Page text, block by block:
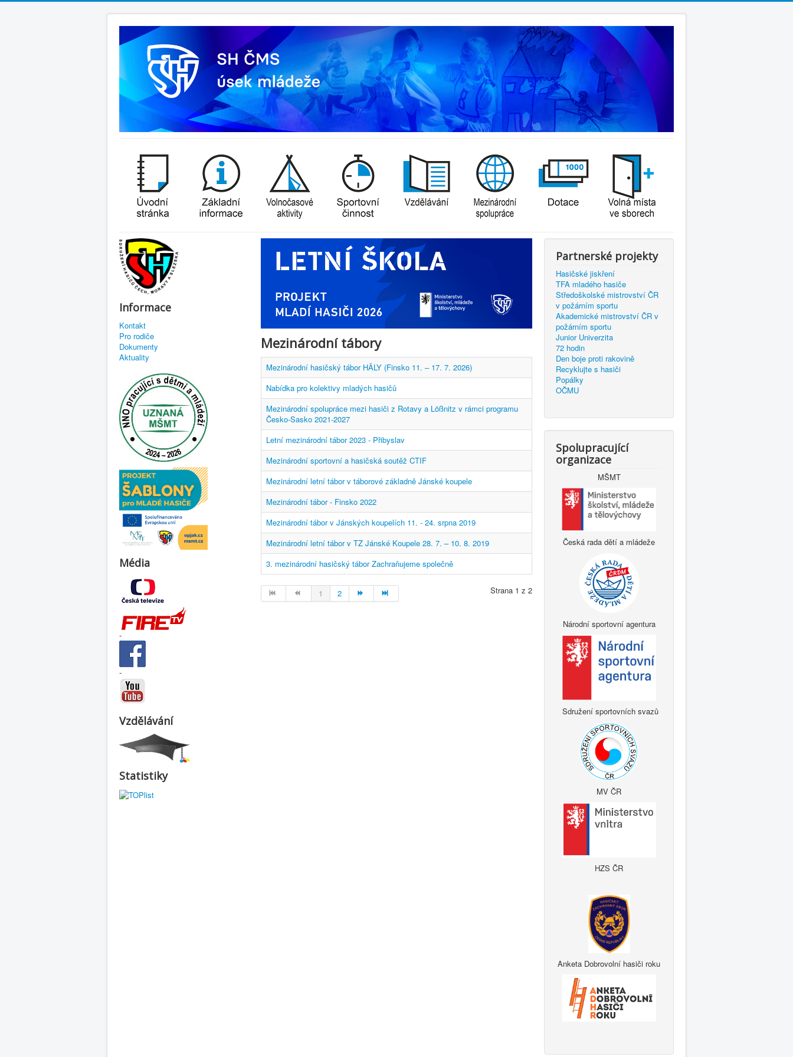
Informace
Kontakt
Pro rodiče
Dokumenty
Aktuality
Média
-
-
Vzdělávání
Statistiky
Mezinárodní tábory
Mezinárodní hasičský tábor HÄLY (Finsko 11. – 17. 7. 2026)
Nabídka pro kolektivy mladých hasičů
Mezinárodní spolupráce mezi hasiči z Rotavy a Lößnitz v rámci programu
Česko-Sasko 2021-2027
Letní mezinárodní tábor 2023 - Přibyslav
Mezinárodní sportovní a hasičská soutěž CTIF
Mezinárodní letní tábor v táborové základně Jánské koupele
Mezinárodní tábor - Finsko 2022
Mezinárodní tábor v Jánských koupelích 11. - 24. srpna 2019
Mezinárodní letní tábor v TZ Jánské Koupele 28. 7. – 10. 8. 2019
3. mezinárodní hasičský tábor Zachraňujeme společně
Strana 1 z 2
1 2
Partnerské projekty
Hasičské jiskření
TFA mladého hasiče
Středoškolské mistrovství ČR
v požárním sportu
Akademické mistrovství ČR v
požárním sportu
Junior Univerzita
72 hodin
Den boje proti rakovině
Recyklujte s hasiči
Popálky
OČMU
Spolupracující
organizace
MŠMT
Česká rada dětí a mládeže
Národní sportovní agentura
Sdružení sportovních svazů
MV ČR
HZS ČR
Anketa Dobrovolní hasiči roku